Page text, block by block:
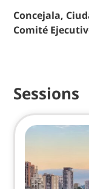
Concejala,
Comité
Sessions